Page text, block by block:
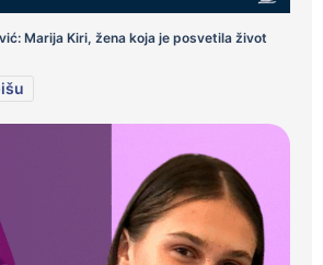
Marija Kiri, žena koja je posvetila život